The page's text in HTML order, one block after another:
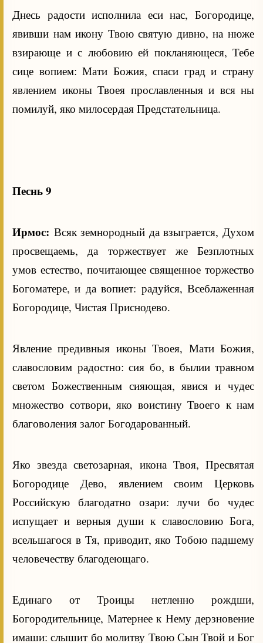
Днесь радости исполнила еси нас, Богородице,
явивши нам икону Твою святую дивно, на нюже
взирающе и с любовию ей покланяющеся, Тебе
сице вопием: Мати Божия, спаси град и страну
явлением иконы Твоея прославленныя и вся ны
помилуй, яко милосердая Предстательница.
Песнь 9
Ирмос: Всяк земнородный да взыграется, Духом
просвещаемь, да торжествует же Безплотных
умов естество, почитающее священное торжество
Богоматере, и да вопиет: радуйся, Всеблаженная
Богородице, Чистая Приснодево.
Явление предивныя иконы Твоея, Мати Божия,
славословим радостно: сия бо, в былии травном
светом Божественным сияющая, явися и чудес
множество сотвори, яко воистину Твоего к нам
благоволения залог Богодарованный.
Яко звезда светозарная, икона Твоя, Пресвятая
Богородице Дево, явлением своим Церковь
Российскую благодатно озари: лучи бо чудес
испущает и верныя души к славословию Бога,
всельшагося в Тя, приводит, яко Тобою падшему
человечеству благодеющаго.
Единаго от Троицы нетленно рождши,
Богородительнице, Матернее к Нему дерзновение
имаши: слышит бо молитву Твою Сын Твой и Бог